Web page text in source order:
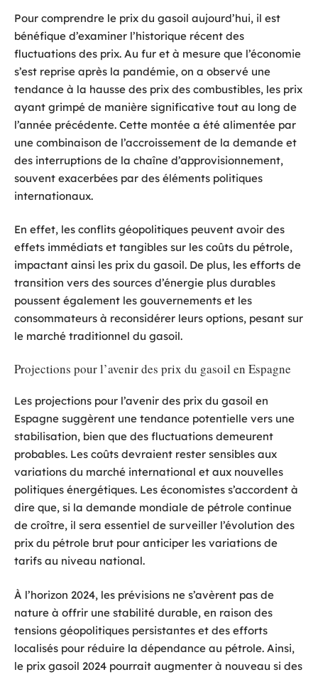
Pour comprendre le prix du gasoil aujourd’hui, il est
bénéfique d’examiner l’historique récent des
fluctuations des prix. Au fur et à mesure que l’économie
s’est reprise après la pandémie, on a observé une
tendance à la hausse des prix des combustibles, les prix
ayant grimpé de manière significative tout au long de
l’année précédente. Cette montée a été alimentée par
une combinaison de l’accroissement de la demande et
des interruptions de la chaîne d’approvisionnement,
souvent exacerbées par des éléments politiques
internationaux.
En effet, les conflits géopolitiques peuvent avoir des
effets immédiats et tangibles sur les coûts du pétrole,
impactant ainsi les prix du gasoil. De plus, les efforts de
transition vers des sources d’énergie plus durables
poussent également les gouvernements et les
consommateurs à reconsidérer leurs options, pesant sur
le marché traditionnel du gasoil.
Projections pour l’avenir des prix du gasoil en Espagne
Les projections pour l’avenir des prix du gasoil en
Espagne suggèrent une tendance potentielle vers une
stabilisation, bien que des fluctuations demeurent
probables. Les coûts devraient rester sensibles aux
variations du marché international et aux nouvelles
politiques énergétiques. Les économistes s’accordent à
dire que, si la demande mondiale de pétrole continue
de croître, il sera essentiel de surveiller l’évolution des
prix du pétrole brut pour anticiper les variations de
tarifs au niveau national.
À l’horizon 2024, les prévisions ne s’avèrent pas de
nature à offrir une stabilité durable, en raison des
tensions géopolitiques persistantes et des efforts
localisés pour réduire la dépendance au pétrole. Ainsi,
le prix gasoil 2024 pourrait augmenter à nouveau si des